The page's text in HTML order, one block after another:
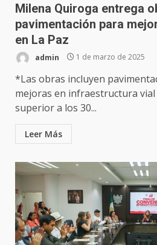
Milena Quiroga entrega
pavimentación para
en La Paz
admin 1 de marzo de 2025
*Las obras incluyen
mejoras en infraestructura
superior a los 30...
Leer Más